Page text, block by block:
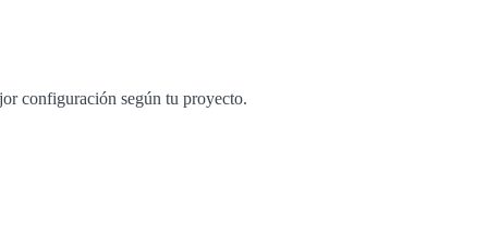
configuración según tu proyecto.